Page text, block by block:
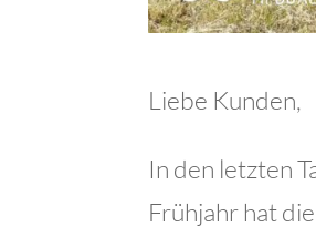
Liebe Kunden,
In den letzten
Frühjahr hat